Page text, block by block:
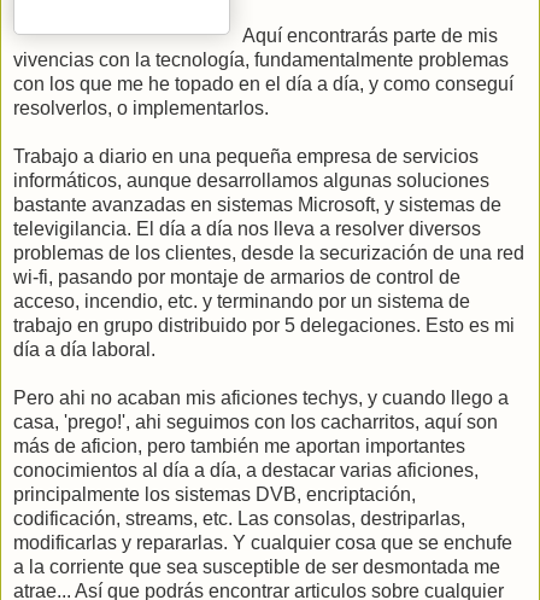
Aquí encontrarás parte de mis
vivencias con la tecnología, fundamentalmente problemas
con los que me he topado en el día a día, y como conseguí
resolverlos, o implementarlos.
Trabajo a diario en una pequeña empresa de servicios
informáticos, aunque desarrollamos algunas soluciones
bastante avanzadas en sistemas Microsoft, y sistemas de
televigilancia. El día a día nos lleva a resolver diversos
problemas de los clientes, desde la securización de una red
wi-fi, pasando por montaje de armarios de control de
acceso, incendio, etc. y terminando por un sistema de
trabajo en grupo distribuido por 5 delegaciones. Esto es mi
día a día laboral.
Pero ahi no acaban mis aficiones techys, y cuando llego a
casa, 'prego!', ahi seguimos con los cacharritos, aquí son
más de aficion, pero también me aportan importantes
conocimientos al día a día, a destacar varias aficiones,
principalmente los sistemas DVB, encriptación,
codificación, streams, etc. Las consolas, destriparlas,
modificarlas y repararlas. Y cualquier cosa que se enchufe
a la corriente que sea susceptible de ser desmontada me
atrae... Así que podrás encontrar articulos sobre cualquier